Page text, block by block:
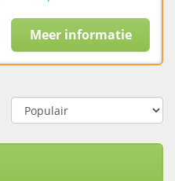
Meer informatie